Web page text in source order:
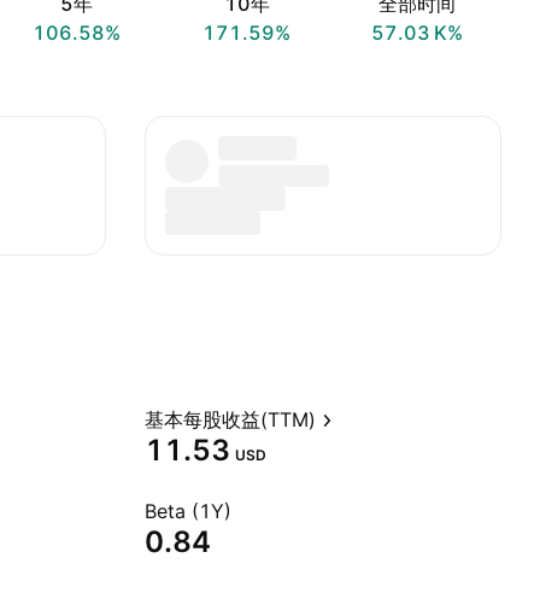
106.58%
171.59%
‪57.03 K‬%
基本每股收益(TTM)
11.53 USD
Beta (1Y)
0.84